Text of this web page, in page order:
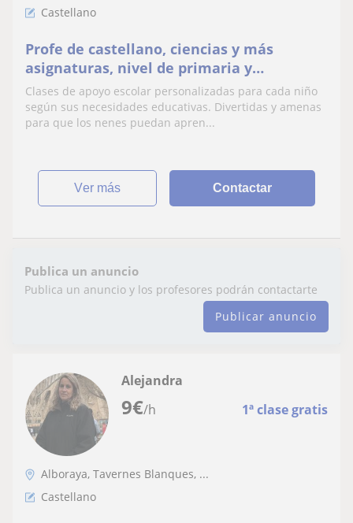
Castellano
Profe de castellano, ciencias y más
asignaturas, nivel de primaria y
secundaria
Clases de apoyo escolar personalizadas para cada niño
según sus necesidades educativas. Divertidas y amenas
para que los nenes puedan apren...
ver más Contactar
Publica un anuncio
Publica un anuncio y los profesores podrán contactarte
Publicar anuncio
9€/h 1ª clase gratis
Alejandra
Alboraya, Tavernes Blanques, ...
Castellano